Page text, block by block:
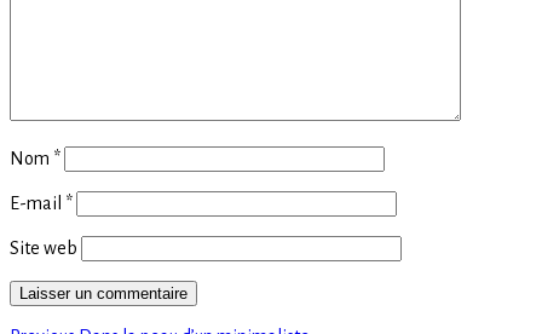
Nom *
E-mail *
Site web